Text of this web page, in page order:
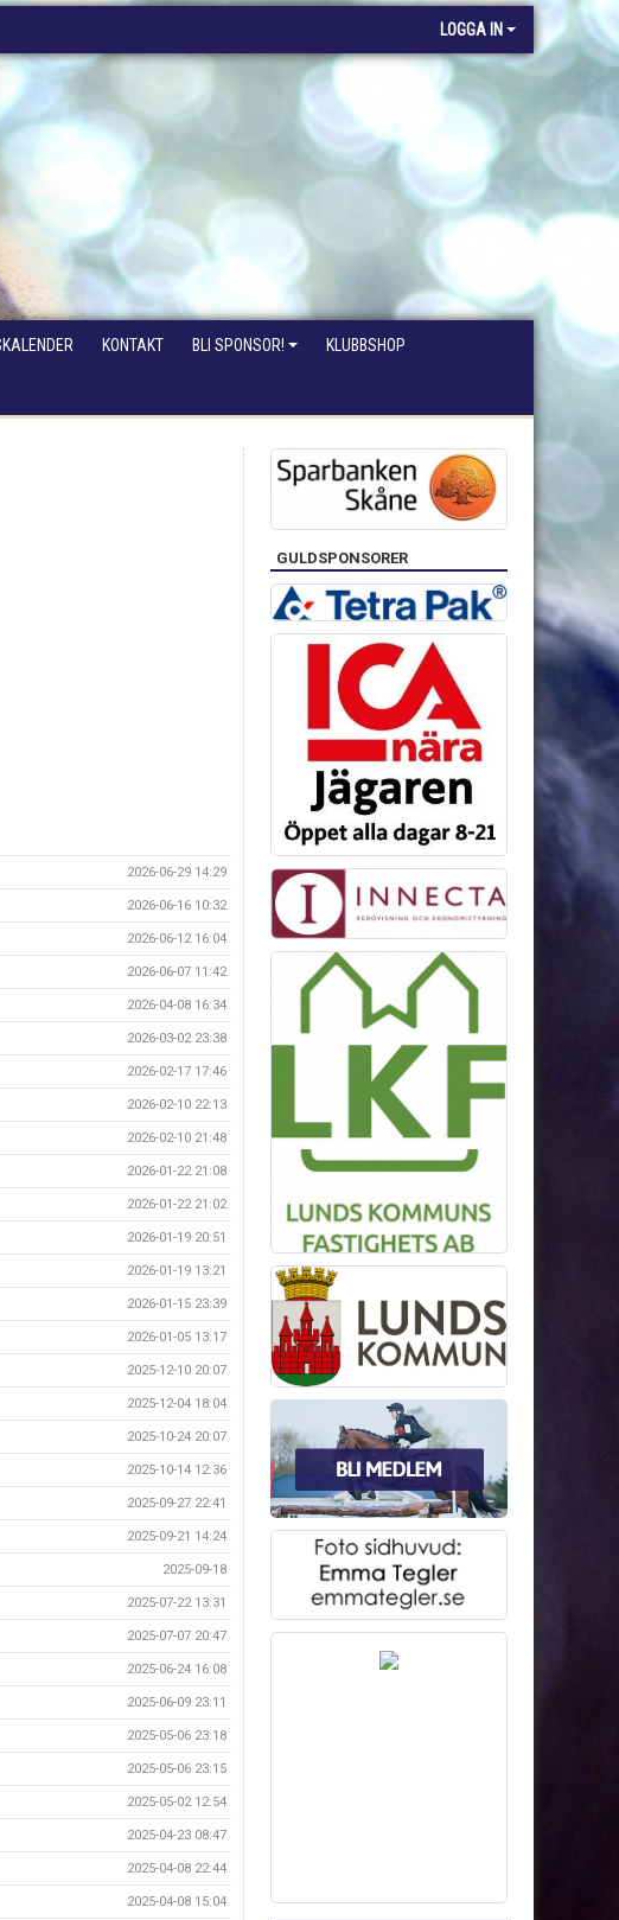
LOGGA IN
KONTAKT BLI SPONSOR! KLUBBSHOP
2026-06-29 14:29
2026-06-16 10:32
2026-06-12 16:04
2026-06-07 11:42
2026-04-08 16:34
2026-03-02 23:38
2026-02-17 17:46
2026-02-10 22:13
2026-02-10 21:48
2026-01-22 21:08
2026-01-22 21:02
2026-01-19 20:51
2026-01-19 13:21
2026-01-15 23:39
2026-01-05 13:17
2025-12-10 20:07
2025-12-04 18:04
2025-10-24 20:07
2025-10-14 12:36
2025-09-27 22:41
2025-09-21 14:24
2025-09-18
2025-07-22 13:31
2025-07-07 20:47
2025-06-24 16:08
2025-06-09 23:11
2025-05-06 23:18
2025-05-06 23:15
2025-05-02 12:54
2025-04-23 08:47
2025-04-08 22:44
2025-04-08 15:04
GULDSPONSORER